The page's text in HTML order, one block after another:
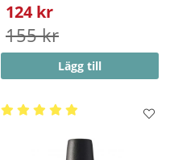
124 kr
155 kr
Lägg till